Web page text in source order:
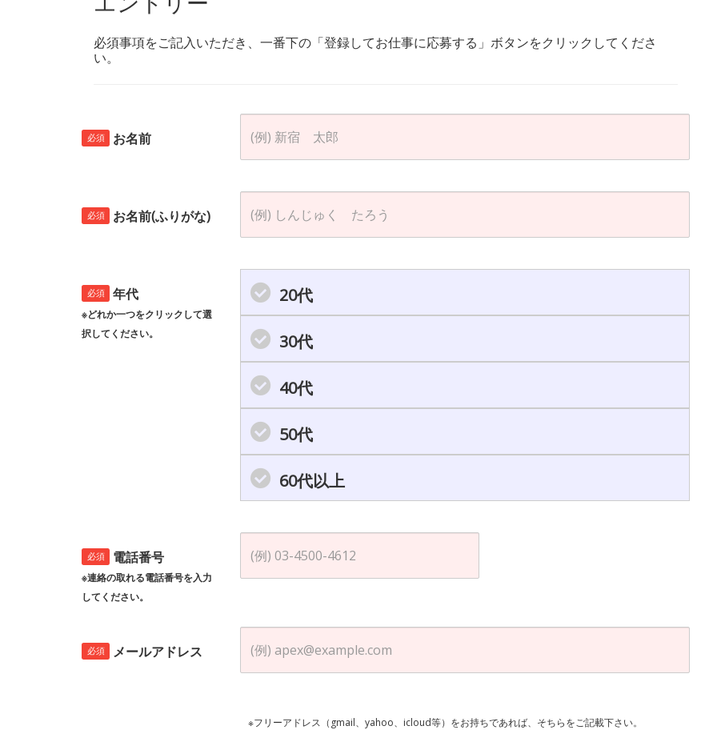
必須事項をご記入いただき、一番下の「登録してお仕事に応募する」ボタンをクリックしてくださ
い。
必須 お名前
必須 お名前(ふりがな)
必須 年代
※どれか一つをクリックして選
択してください。
20代
30代
40代
50代
60代以上
必須 電話番号
※連絡の取れる電話番号を入力
してください。
必須 メールアドレス
※フリーアドレス（gmail、yahoo、icloud等）をお持ちであれば、そちらをご記載下さい。